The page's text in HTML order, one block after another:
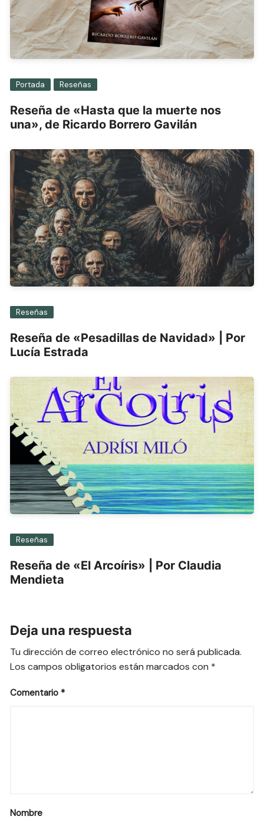
Portada Reseñas
Reseña de «Hasta que la muerte nos
una», de Ricardo Borrero Gavilán
Reseñas
Reseña de «Pesadillas de Navidad» | Por
Lucía Estrada
Reseñas
Reseña de «El Arcoíris» | Por Claudia
Mendieta
Deja una respuesta
Tu dirección de correo electrónico no será publicada.
Los campos obligatorios están marcados con *
Comentario *
Nombre